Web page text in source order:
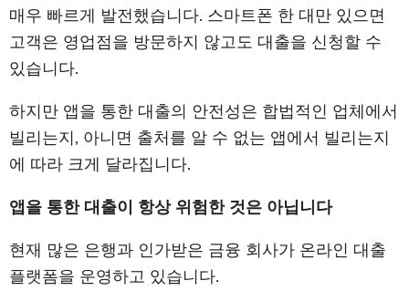
매우 빠르게 발전했습니다. 스마트폰 한 대만 있으면
고객은 영업점을 방문하지 않고도 대출을 신청할 수
있습니다.
하지만 앱을 통한 대출의 안전성은 합법적인 업체에서
빌리는지, 아니면 출처를 알 수 없는 앱에서 빌리는지
에 따라 크게 달라집니다.
앱을 통한 대출이 항상 위험한 것은 아닙니다
현재 많은 은행과 인가받은 금융 회사가 온라인 대출
플랫폼을 운영하고 있습니다.